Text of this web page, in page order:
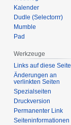
Kalender
Dudle (Selectorrr)
Mumble
Pad
Werkzeuge
Links auf diese Seite
Änderungen an
verlinkten Seiten
Spezialseiten
Druckversion
Permanenter Link
Seiten­­informationen